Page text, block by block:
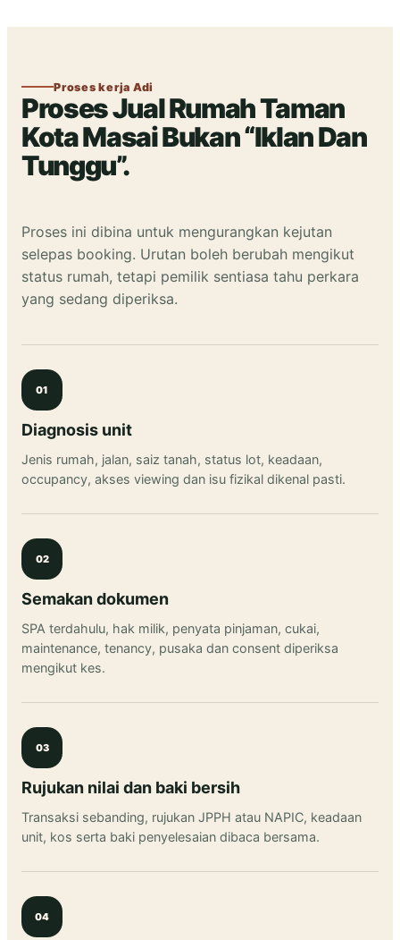
Proses kerja Adi
Proses Jual Rumah Taman
Kota Masai Bukan “Iklan Dan
Tunggu”.
Proses ini dibina untuk mengurangkan kejutan
selepas booking. Urutan boleh berubah mengikut
status rumah, tetapi pemilik sentiasa tahu perkara
yang sedang diperiksa.
01
Diagnosis unit
Jenis rumah, jalan, saiz tanah, status lot, keadaan,
occupancy, akses viewing dan isu fizikal dikenal pasti.
02
Semakan dokumen
SPA terdahulu, hak milik, penyata pinjaman, cukai,
maintenance, tenancy, pusaka dan consent diperiksa
mengikut kes.
03
Rujukan nilai dan baki bersih
Transaksi sebanding, rujukan JPPH atau NAPIC, keadaan
unit, kos serta baki penyelesaian dibaca bersama.
04